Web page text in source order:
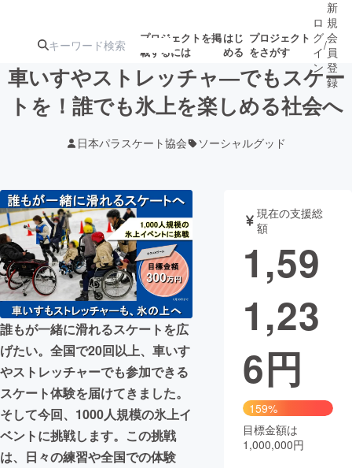
プロジェクトを掲
載するには
はじ
める
プロジェクト
をさがす
注目のリ
ターン
注目の新着プロ
ジェクト
ロジェクト
アート・写真 音楽
テクノロジー・ガジェット ゲーム・サ
映像・映画
ビジネス・起業
まちづくり・地域活性化
CAMPFIRE for Social Good
CAMPFIRE Creation
CAMPFIREふるさと納税
コミュニティ
ロ
グ
イ
ン
/
新
規
会
員
登
録
車いすやストレッチャ―でもスケー
トを！誰でも氷上を楽しめる社会へ
日本パラスケート協会 ソーシャルグッド
誰もが一緒に滑れるスケートを広
げたい。全国で20回以上、車いす
やストレッチャーでも参加できる
スケート体験を届けてきました。
そして今回、1000人規模の氷上イ
ベントに挑戦します。この挑戦
は、日々の練習や全国での体験
現在の支援総
額
1,59
1,23
6円
159%
目標金額は
1,000,000円